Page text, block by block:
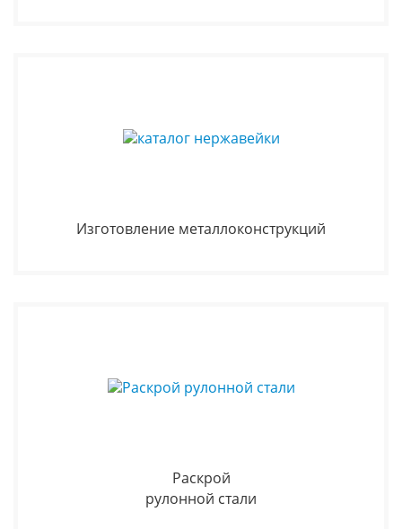
Изготовление металлоконструкций
Раскрой
рулонной стали